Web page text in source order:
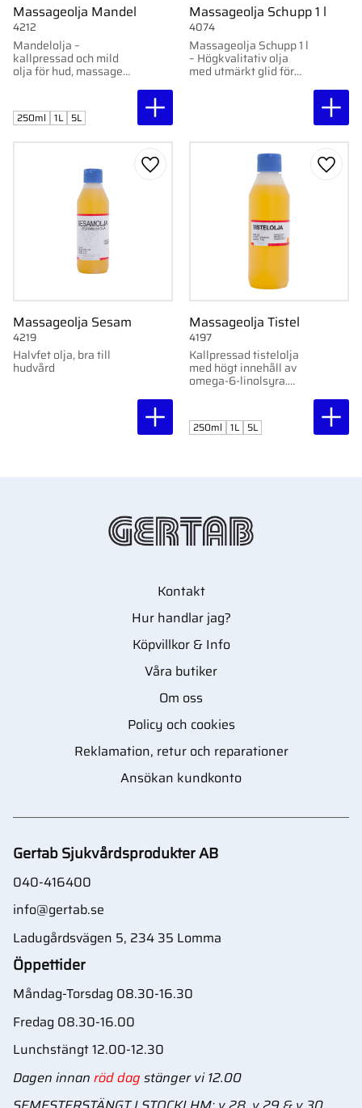
Massageolja Mandel
Mandelolja –
kallpressad och mild
olja för hud, massage
passar alla hudtyper.
4212
250ml 1L 5L
Massageolja Schupp 1 l
Massageolja Schupp 1 l
– Högkvalitativ olja
med utmärkt glid för
4074
Massageolja Sesam
Halvfet olja, bra till
hudvård
4219
Lägg till i favoriter
Massageolja Tistel
Kallpressad tistelolja
med högt innehåll av
omega-6-linolsyra.
4197
Lägg
250ml 1L 5L
Kontakt
Hur handlar jag?
Köpvillkor & Info
Våra butiker
Om oss
Policy och cookies
Reklamation, retur och reparationer
Ansökan kundkonto
Gertab Sjukvårdsprodukter AB
040-416400
info@gertab.se
Ladugårdsvägen 5, 234 35 Lomma
Öppettider
Måndag-Torsdag 08.30-16.30
Fredag 08.30-16.00
Lunchstängt 12.00-12.30
Dagen innan röd dag stänger vi 12.00